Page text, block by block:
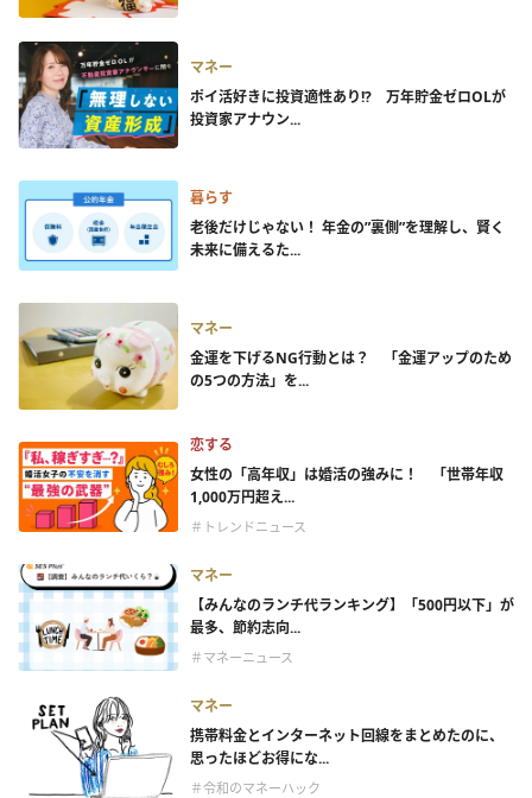
マネー
ポイ活好きに投資適性あり!? 万年貯金ゼロOLが
投資家アナウン...
暮らす
老後だけじゃない！ 年金の”裏側”を理解し、賢く
未来に備えるた...
マネー
金運を下げるNG行動とは？ 「金運アップのため
の5つの方法」を...
恋する
女性の「高年収」は婚活の強みに！ 「世帯年収
1,000万円超え...
＃トレンドニュース
マネー
【みんなのランチ代ランキング】「500円以下」が
最多、節約志向...
＃マネーニュース
マネー
携帯料金とインターネット回線をまとめたのに、
思ったほどお得にな...
＃令和のマネーハック